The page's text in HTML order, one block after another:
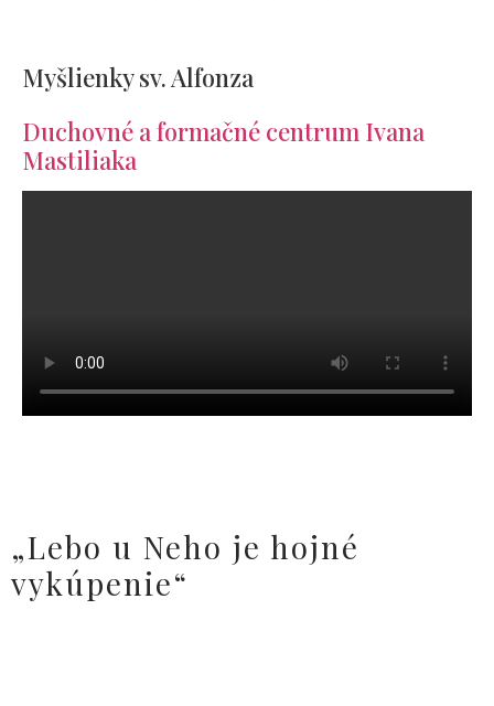
Myšlienky sv. Alfonza
Duchovné a formačné centrum Ivana
Mastiliaka
„Lebo u Neho je hojné
vykúpenie“